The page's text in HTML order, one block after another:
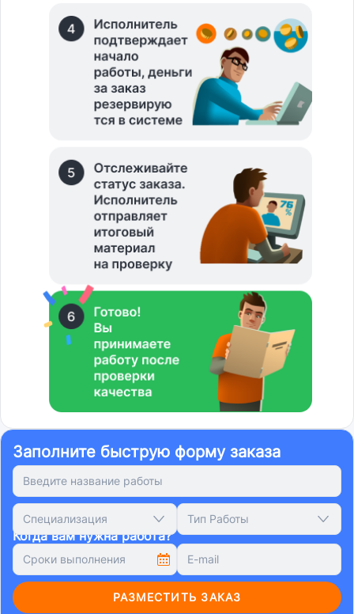
Заполните быструю форму заказа
Специализация Тип Работы
Когда вам нужна работа?
РАЗМЕСТИТЬ ЗАКАЗ